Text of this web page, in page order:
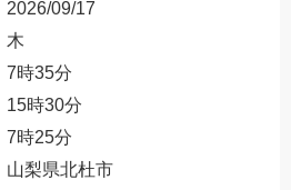
2026/09/17
木
7時35分
15時30分
7時25分
山梨県北杜市